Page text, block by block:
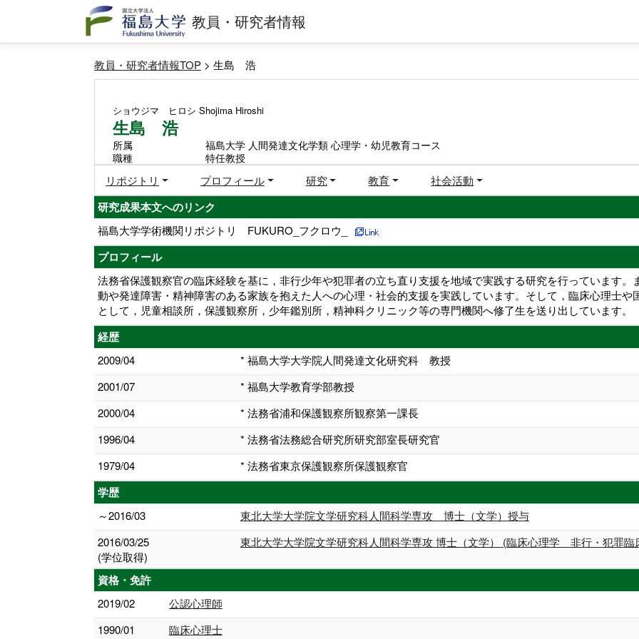
教員・研究者情報
教員・研究者情報TOP > 生島 浩
ショウジマ ヒロシ Shojima Hiroshi
生島 浩
所属
福島大学 人間発達文化学類 心理学・幼児教育コース
職種
特任教授
リポジトリ プロフィール 研究 教育 社会活動
研究成果本文へのリンク
福島大学学術機関リポジトリ FUKURO_フクロウ_
プロフィール
法務省保護観察官の臨床経験を基に，非行少年や犯罪者の立ち直り支援を地域で実践する研究を行っています
動や発達障害・精神障害のある家族を抱えた人への心理・社会的支援を実践しています。そして，臨床心理士
として，児童相談所，保護観察所，少年鑑別所，精神科クリニック等の専門機関へ修了生を送り出しています。
経歴
2009/04
* 福島大学大学院人間発達文化研究科 教授
2001/07
* 福島大学教育学部教授
2000/04
* 法務省浦和保護観察所観察第一課長
1996/04
* 法務省法務総合研究所研究部室長研究官
1979/04
* 法務省東京保護観察所保護観察官
学歴
～2016/03
東北大学大学院文学研究科人間科学専攻 博士（文学）授与
2016/03/25
(学位取得)
東北大学大学院文学研究科人間科学専攻 博士（文学） (臨床心理学 非行・犯罪
資格・免許
2019/02
公認心理師
1990/01
臨床心理士